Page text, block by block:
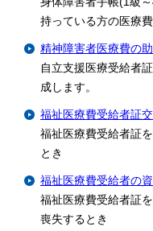
持っている方の医療
精神障害者医療費の
自立支援医療受給者
成します。
福祉医療費受給者証
福祉医療費受給者証
とき
福祉医療費受給者の
福祉医療費受給者証
喪失するとき